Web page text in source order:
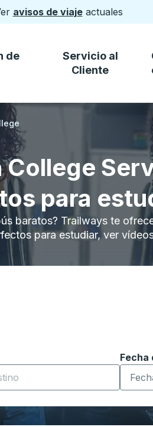
avisos de viajeactuales
de
Servicio al
Cliente
para
baratos? Trailways te
para estudiar, ver
de ubicación y luego
la ciudad de destino
Fecha